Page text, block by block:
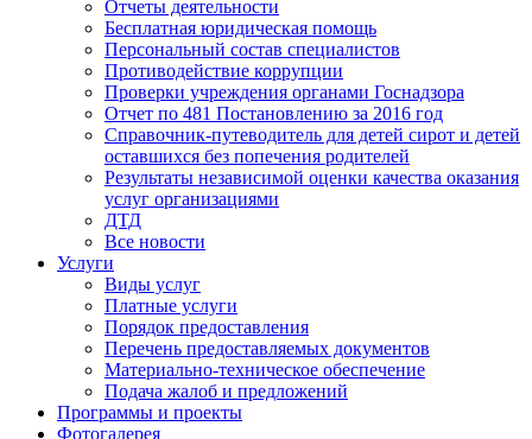
Отчеты деятельности
Бесплатная юридическая помощь
Персональный состав специалистов
Противодействие коррупции
Проверки учреждения органами Госнадзора
Отчет по 481 Постановлению за 2016 год
Справочник-путеводитель для детей сирот и детей
оставшихся без попечения родителей
Результаты независимой оценки качества оказания
услуг организациями
ДТД
Все новости
Услуги
Виды услуг
Платные услуги
Порядок предоставления
Перечень предоставляемых документов
Материально-техническое обеспечение
Подача жалоб и предложений
Программы и проекты
Фотогалерея